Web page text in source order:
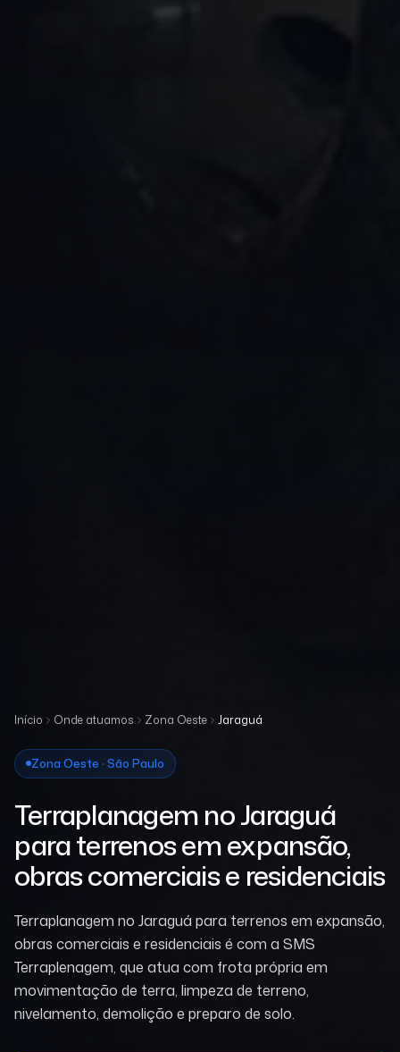
Início Onde atuamos Zona Oeste Jaraguá
Zona Oeste · São Paulo
Terraplanagem no Jaraguá
para terrenos em expansão,
obras comerciais e residenciais
Terraplanagem no Jaraguá para terrenos em expansão,
obras comerciais e residenciais é com a SMS
Terraplenagem, que atua com frota própria em
movimentação de terra, limpeza de terreno,
nivelamento, demolição e preparo de solo.